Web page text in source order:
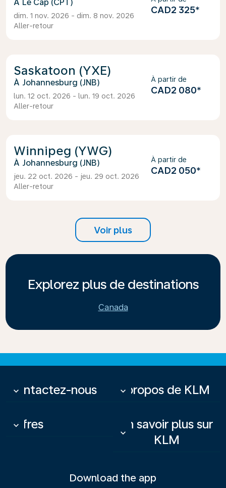
Le Cap (CPT)
dim. 1 nov. 2026 - dim. 8 nov. 2026
Aller-retour
CAD2 325*
Saskatoon (YXE)
Johannesburg (JNB)
lun. 12 oct. 2026 - lun. 19 oct. 2026
Aller-retour
À partir de
CAD2 080*
Winnipeg (YWG)
Johannesburg (JNB)
jeu. 22 oct. 2026 - jeu. 29 oct. 2026
Aller-retour
À partir de
CAD2 050*
Voir plus
Explorez plus de destinations
Canada
Contactez-nous
keyboard_arrow_down À propos de KLM
keyboard_arrow_down
Offres
keyboard_arrow_down
En savoir plus sur
KLM
keyboard_arrow_down
Download the app